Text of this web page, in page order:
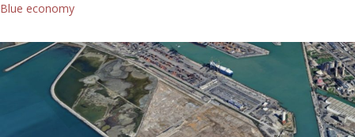
Blue economy